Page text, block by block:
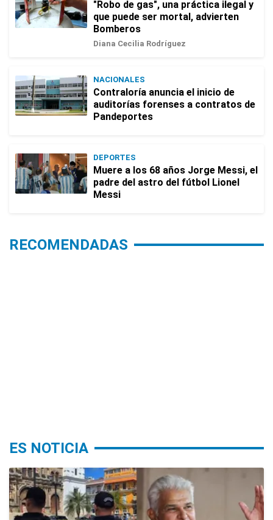
"Robo de gas", una práctica ilegal y
que puede ser mortal, advierten
Bomberos
Diana Cecilia Rodríguez
NACIONALES
Contraloría anuncia el inicio de
auditorías forenses a contratos de
Pandeportes
DEPORTES
Muere a los 68 años Jorge Messi, el
padre del astro del fútbol Lionel
Messi
RECOMENDADAS
ES NOTICIA